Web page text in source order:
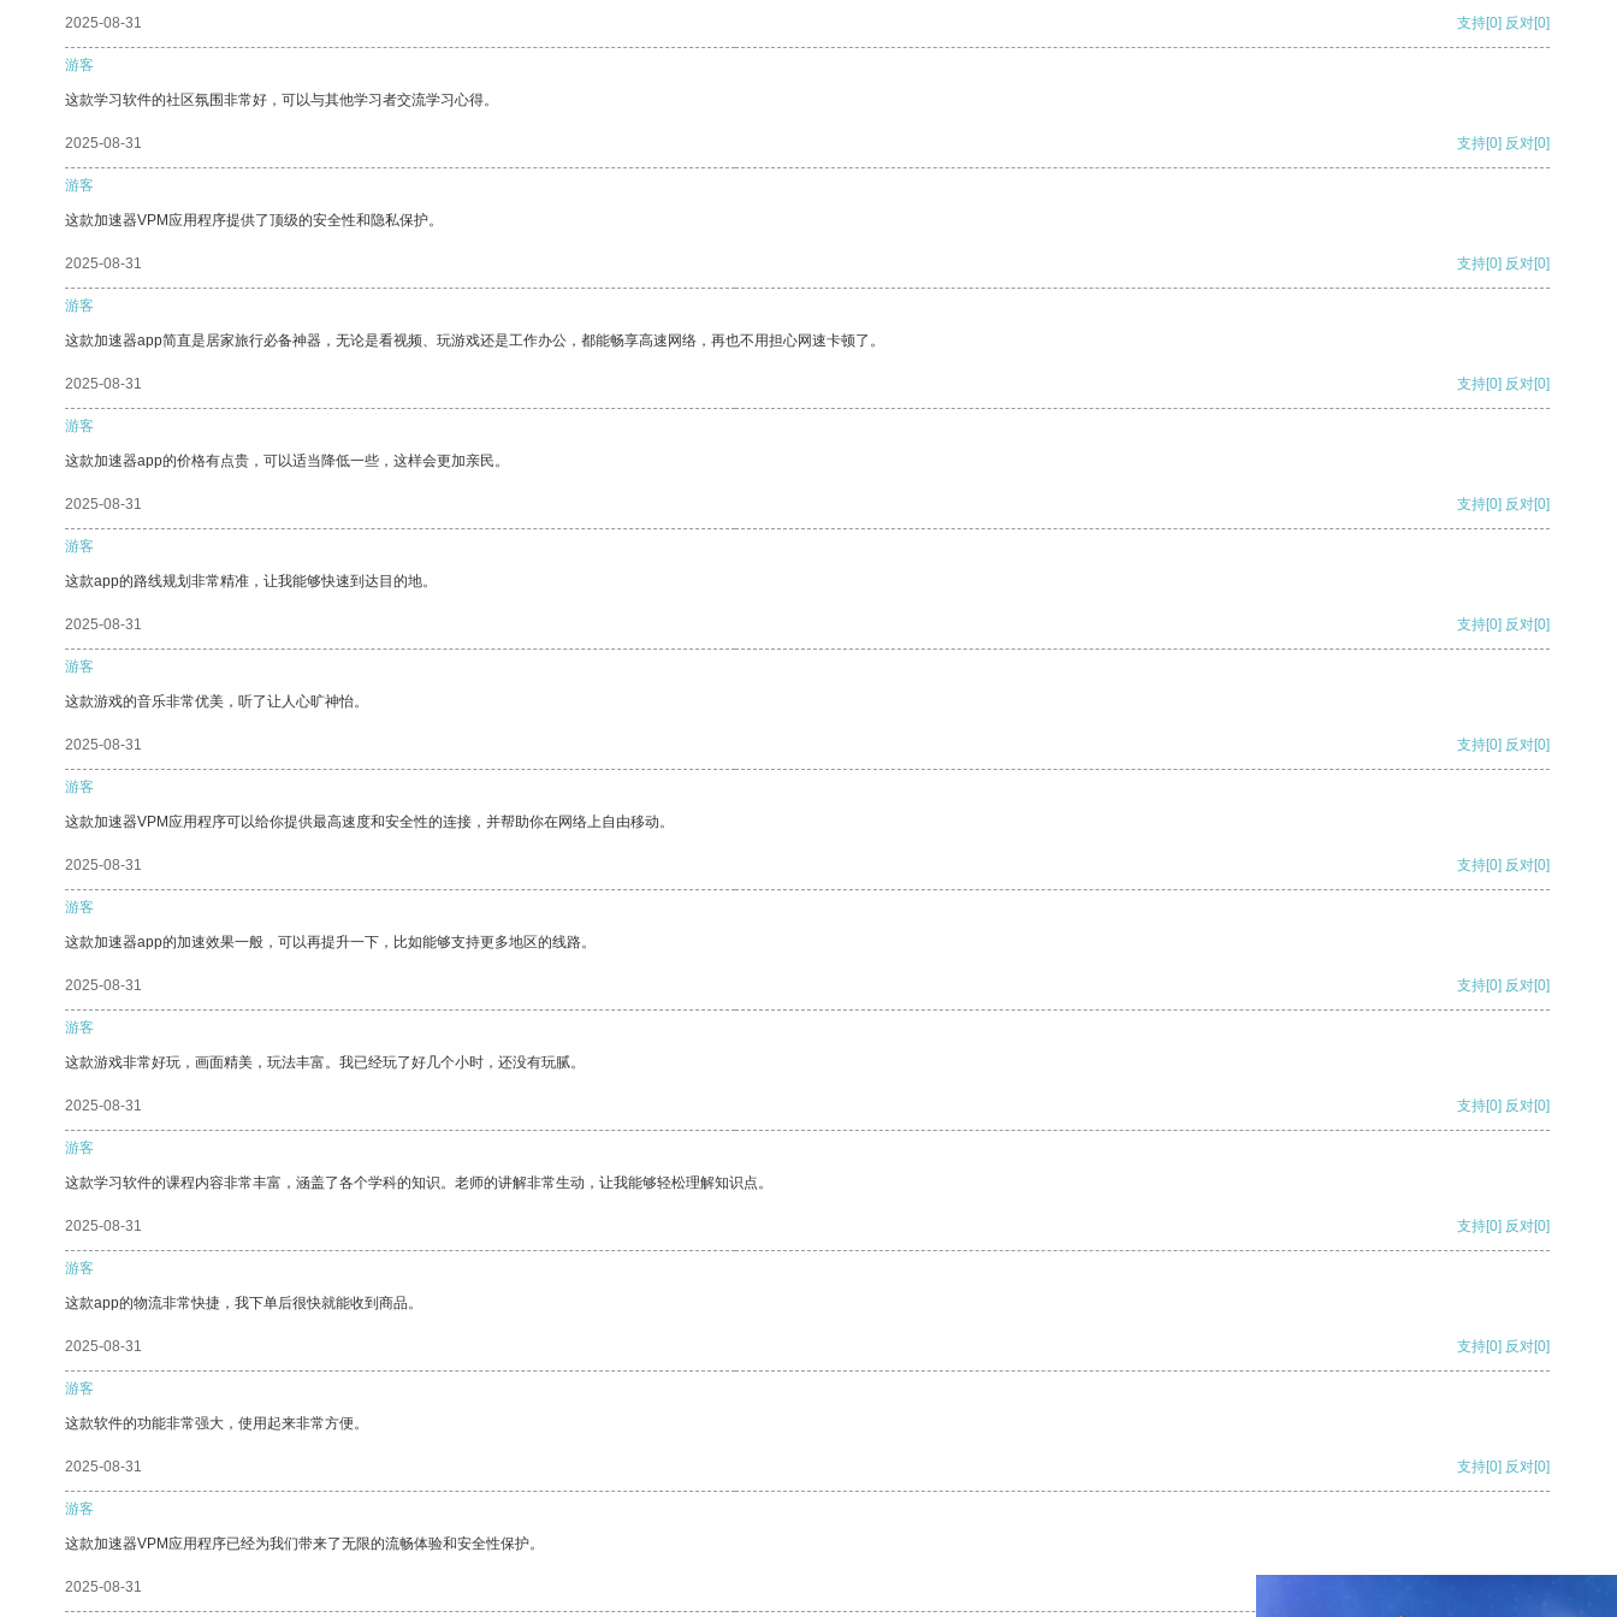
2025-08-31 支持[0] 反对[0]
游客
这款学习软件的社区氛围非常好，可以与其他学习者交流学习心得。
2025-08-31 支持[0] 反对[0]
游客
这款加速器VPM应用程序提供了顶级的安全性和隐私保护。
2025-08-31 支持[0] 反对[0]
游客
这款加速器app简直是居家旅行必备神器，无论是看视频、玩游戏还是工作办公，都能畅享高速网络，再也不用担心网速卡顿了。
2025-08-31 支持[0] 反对[0]
游客
这款加速器app的价格有点贵，可以适当降低一些，这样会更加亲民。
2025-08-31 支持[0] 反对[0]
游客
这款app的路线规划非常精准，让我能够快速到达目的地。
2025-08-31 支持[0] 反对[0]
游客
这款游戏的音乐非常优美，听了让人心旷神怡。
2025-08-31 支持[0] 反对[0]
游客
这款加速器VPM应用程序可以给你提供最高速度和安全性的连接，并帮助你在网络上自由移动。
2025-08-31 支持[0] 反对[0]
游客
这款加速器app的加速效果一般，可以再提升一下，比如能够支持更多地区的线路。
2025-08-31 支持[0] 反对[0]
游客
这款游戏非常好玩，画面精美，玩法丰富。我已经玩了好几个小时，还没有玩腻。
2025-08-31 支持[0] 反对[0]
游客
这款学习软件的课程内容非常丰富，涵盖了各个学科的知识。老师的讲解非常生动，让我能够轻松理解知识点。
2025-08-31 支持[0] 反对[0]
游客
这款app的物流非常快捷，我下单后很快就能收到商品。
2025-08-31 支持[0] 反对[0]
游客
这款软件的功能非常强大，使用起来非常方便。
2025-08-31 支持[0] 反对[0]
游客
这款加速器VPM应用程序已经为我们带来了无限的流畅体验和安全性保护。
2025-08-31